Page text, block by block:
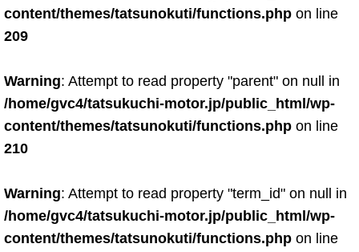
8009
content/themes/tatsunokuti/functions.php on line
209
Warning: Attempt to read property "parent" on null in
/home/gvc4/tatsukuchi-motor.jp/public_html/wp-
content/themes/tatsunokuti/functions.php on line
210
Warning: Attempt to read property "term_id" on null in
/home/gvc4/tatsukuchi-motor.jp/public_html/wp-
content/themes/tatsunokuti/functions.php on line